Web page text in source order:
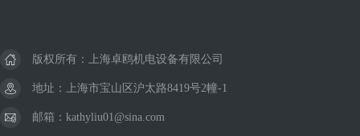
版权所有：上海卓鸥机电设备有限公司
地址：上海市宝山区沪太路8419号2幢-1
邮箱：kathyliu01@sina.com